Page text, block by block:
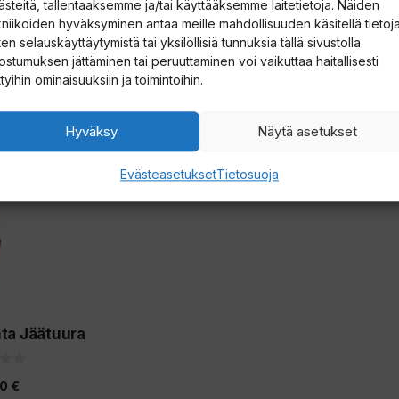
tallentaaksemme ja/tai käyttääksemme laitetietoja. Näiden
hyväksyminen antaa meille mahdollisuuden käsitellä
selauskäyttäytymistä tai yksilöllisiä tunnuksia tällä sivustolla.
jättäminen tai peruuttaminen voi vaikuttaa haitallisesti
ominaisuuksiin ja toimintoihin.
Hyväksy Näytä asetukset
EvästeasetuksetTietosuoja
€
0
5
:
s
t
ä
99,00€
Valitse vaihtoehdoista
:
Jäätuura
€